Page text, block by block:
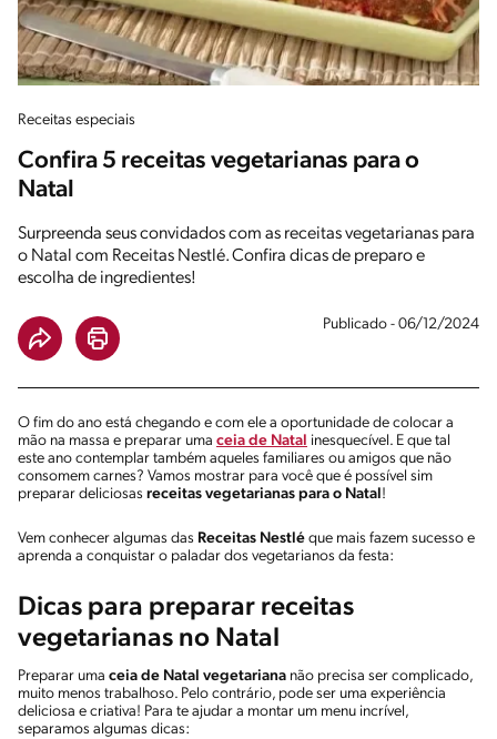
Receitas especiais
Confira 5 receitas vegetarianas para o
Natal
Surpreenda seus convidados com as receitas vegetarianas para
o Natal com Receitas Nestlé. Confira dicas de preparo e
escolha de ingredientes!
Publicado - 06/12/2024
O fim do ano está chegando e com ele a oportunidade de colocar a
mão na massa e preparar uma ceia de Natal inesquecível. E que tal
este ano contemplar também aqueles familiares ou amigos que não
consomem carnes? Vamos mostrar para você que é possível sim
preparar deliciosas receitas vegetarianas para o Natal !
Vem conhecer algumas das Receitas Nestlé que mais fazem sucesso e
aprenda a conquistar o paladar dos vegetarianos da festa:
Dicas para preparar receitas
vegetarianas no Natal
Preparar uma ceia de Natal vegetariana não precisa ser complicado,
muito menos trabalhoso. Pelo contrário, pode ser uma experiência
deliciosa e criativa! Para te ajudar a montar um menu incrível,
separamos algumas dicas: